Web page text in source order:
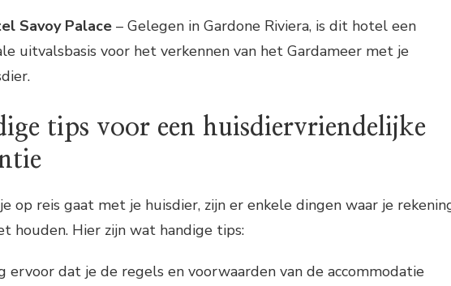
Savoy Palace – Gelegen in Gardone Riviera, is dit hotel een
uitvalsbasis voor het verkennen van het Gardameer met je
tips voor een huisdiervriendelijke
op reis gaat met je huisdier, zijn er enkele dingen waar je
houden. Hier zijn wat handige tips:
ervoor dat je de regels en voorwaarden van de accommodatie